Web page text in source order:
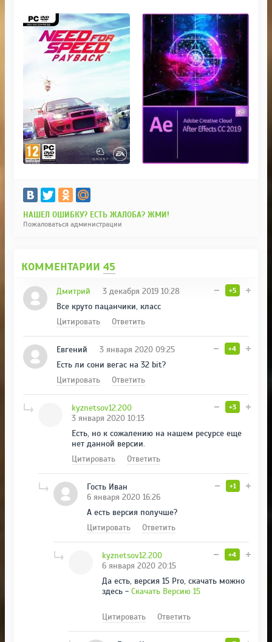
НАШЕЛ ОШИБКУ? ЕСТЬ ЖАЛОБА? ЖМИ!
Пожаловаться администрации
КОММЕНТАРИИ 45
+5
Дмитрий
3 декабря 2019 10:28
Все круто пацанчики, класс
Цитировать
Ответить
+4
Евгений
3 января 2020 09:25
Есть ли сони вегас на 32 bit?
Цитировать
Ответить
+3
kyznetsov12.200
3 января 2020 10:13
Есть, но к сожалению на нашем ресурсе еще
нет данной версии.
Цитировать
Ответить
+1
Гость Иван
6 января 2020 16:26
А есть версия получше?
Цитировать
Ответить
+4
kyznetsov12.200
6 января 2020 20:15
Да есть, версия 15 Pro, скачать можно
здесь - Скачать Версию 15
Цитировать Ответить